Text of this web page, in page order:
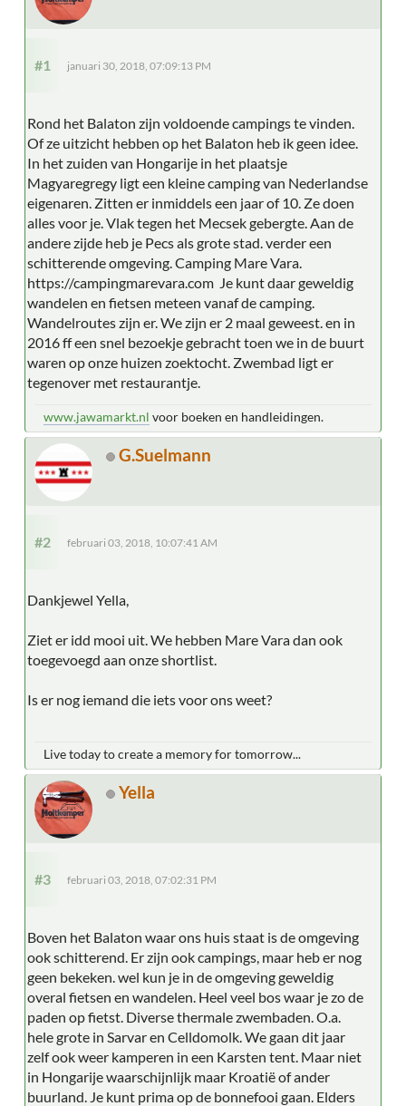
#1 januari 30, 2018, 07:09:13 PM
Rond het Balaton zijn voldoende campings te vinden.
Of ze uitzicht hebben op het Balaton heb ik geen idee.
In het zuiden van Hongarije in het plaatsje
Magyaregregy ligt een kleine camping van Nederlandse
eigenaren. Zitten er inmiddels een jaar of 10. Ze doen
alles voor je. Vlak tegen het Mecsek gebergte. Aan de
andere zijde heb je Pecs als grote stad. verder een
schitterende omgeving. Camping Mare Vara.
https://campingmarevara.com Je kunt daar geweldig
wandelen en fietsen meteen vanaf de camping.
Wandelroutes zijn er. We zijn er 2 maal geweest. en in
2016 ff een snel bezoekje gebracht toen we in de buurt
waren op onze huizen zoektocht. Zwembad ligt er
tegenover met restaurantje.
www.jawamarkt.nl voor boeken en handleidingen.
G.Suelmann
#2 februari 03, 2018, 10:07:41 AM
Dankjewel Yella,
Ziet er idd mooi uit. We hebben Mare Vara dan ook
toegevoegd aan onze shortlist.
Is er nog iemand die iets voor ons weet?
Live today to create a memory for tomorrow...
Yella
#3 februari 03, 2018, 07:02:31 PM
Boven het Balaton waar ons huis staat is de omgeving
ook schitterend. Er zijn ook campings, maar heb er nog
geen bekeken. wel kun je in de omgeving geweldig
overal fietsen en wandelen. Heel veel bos waar je zo de
paden op fietst. Diverse thermale zwembaden. O.a.
hele grote in Sarvar en Celldomolk. We gaan dit jaar
zelf ook weer kamperen in een Karsten tent. Maar niet
in Hongarije waarschijnlijk maar Kroatië of ander
buurland. Je kunt prima op de bonnefooi gaan. Elders